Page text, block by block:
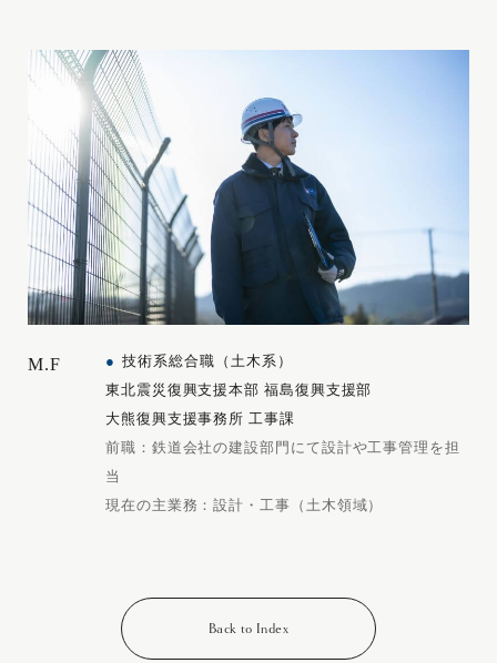
M.F
技術系総合職（土木系）
東北震災復興支援本部 福島復興支援部
大熊復興支援事務所 工事課
前職：鉄道会社の建設部門にて設計や工事管理を担
当
現在の主業務：設計・工事（土木領域）
Back to Index